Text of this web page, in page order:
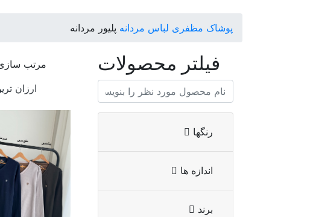
پوشاک مظفری لباس مردانه پلیور مردانه
فیلتر محصولات
رنگها
اندازه ها
برند
مرتب
ارزان